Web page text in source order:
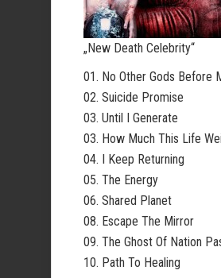
„New Death Celebrity“
01. No Other Gods Before
02. Suicide Promise
03. Until I Generate
03. How Much This Life
04. I Keep Returning
05. The Energy
06. Shared Planet
08. Escape The Mirror
09. The Ghost Of Nation
10. Path To Healing